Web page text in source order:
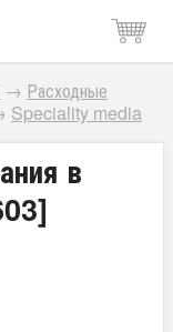
→ Расходные
Speciality media
в